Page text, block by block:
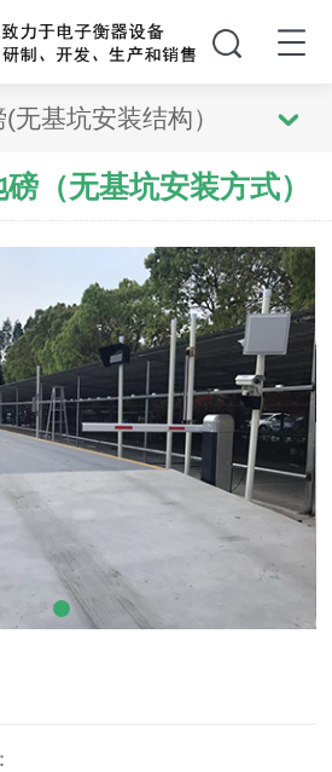
无基坑安装结构）
（无基坑安装方式）